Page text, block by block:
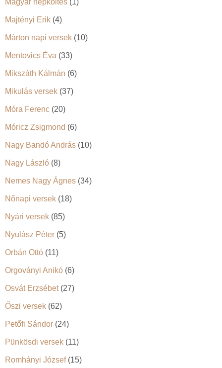
Majtényi Erik (4)
Márton napi versek (10)
Mentovics Éva (33)
Mikszáth Kálmán (6)
Mikulás versek (37)
Móra Ferenc (20)
Móricz Zsigmond (6)
Nagy Bandó András (10)
Nagy László (8)
Nemes Nagy Ágnes (34)
Nőnapi versek (18)
Nyári versek (85)
Nyulász Péter (5)
Orbán Ottó (11)
Orgoványi Anikó (6)
Osvát Erzsébet(27)
Őszi versek (62)
Petőfi Sándor (24)
Pünkösdi versek (11)
Romhányi József(15)